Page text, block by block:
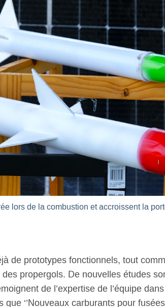
lors de la combustion et accroissent la
de prototypes fonctionnels, tout
propergols. De nouvelles études
de l’expertise de l’équipe
‘’Nouveaux carburants pour fusées